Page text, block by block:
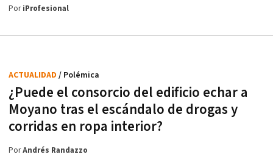
PoriProfesional
¿Puede el consorcio del edificio echar a
Moyano tras el escándalo de drogas y
corridas en ropa interior?
ACTUALIDAD / Polémica
PorAndrés Randazzo